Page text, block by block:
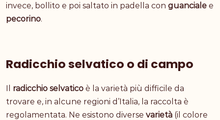
invece, bollito e poi saltato in padella con guanciale e
pecorino.
Radicchio selvatico o di campo
Il radicchio selvatico è la varietà più difficile da
trovare e, in alcune regioni d’Italia, la raccolta è
regolamentata. Ne esistono diverse varietà (il colore